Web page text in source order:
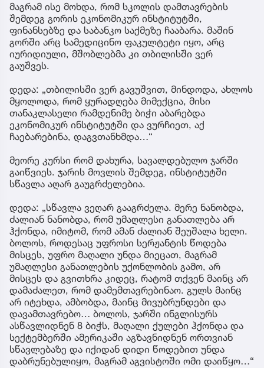
მაგრამ ისე მოხდა, რომ სკოლის დამთავრების
შემდეგ გორის ეკონომიკურ ინსტიტუტში,
ფინანსებზე და საბანკო საქმეზე ჩააბარა. მაშინ
გორში არც სამედიცინო ფაკულტეტი იყო, არც
იურიდიული, მშობლებმა კი თბილისში ვერ
გაუშვეს.
დედა: „თბილისში ვერ გავუშვით, მინდოდა, ახლოს
მყოლოდა, რომ ყურადღება მიმექცია, მისი
თანაკლასელი რამდენიმე ბიჭი აბარებდა
ეკონომიკურ ინსტიტუტში და ვურჩიეთ, აქ
ჩაებარებინა, დაგვთანხმდა…“
მეორე კურსი რომ დახურა, სავალდებულო ჯარში
გაიწვიეს. ჯარის მოვლის შემდეგ, ინსტიტუტში
სწავლა აღარ გაუგრძელებია.
დედა: „სწავლა ვეღარ გააგრძელა. მერე ნანობდა,
ძალიან ნანობდა, რომ უმაღლესი განათლება არ
ჰქონდა, იმიტომ, რომ ამან ძალიან შეუშალა ხელი.
ბოლოს, როდესაც უფროსი სერჟანტის წოდება
მისცეს, უფრო მაღალი უნდა მიეცათ, მაგრამ
უმაღლესი განათლების უქონლობის გამო, არ
მისცეს და გვითხრა კიდეც, რატომ თქვენ მაინც არ
დამაძალეთ, რომ დამემთავრებინაო. გულს მაინც
არ იტეხდა, ამბობდა, მაინც მივუბრუნდები და
დავამთავრებო… ბოლოს, ჯარში ინგლისურს
ასწავლიდნენ 8 ბიჭს, მაღალი ქულები ჰქონდა და
სექტემბერში ამერიკაში აგზავნიდნენ ორთვიან
სწავლებაზე და იქიდან დიდი წოდებით უნდა
დაბრუნებულიყო, მაგრამ აგვისტოში ომი დაიწყო…“